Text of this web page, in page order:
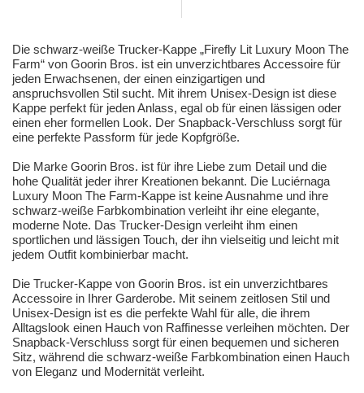
Die schwarz-weiße Trucker-Kappe „Firefly Lit Luxury Moon The
Farm“ von Goorin Bros. ist ein unverzichtbares Accessoire für
jeden Erwachsenen, der einen einzigartigen und
anspruchsvollen Stil sucht. Mit ihrem Unisex-Design ist diese
Kappe perfekt für jeden Anlass, egal ob für einen lässigen oder
einen eher formellen Look. Der Snapback-Verschluss sorgt für
eine perfekte Passform für jede Kopfgröße.
Die Marke Goorin Bros. ist für ihre Liebe zum Detail und die
hohe Qualität jeder ihrer Kreationen bekannt. Die Luciérnaga
Luxury Moon The Farm-Kappe ist keine Ausnahme und ihre
schwarz-weiße Farbkombination verleiht ihr eine elegante,
moderne Note. Das Trucker-Design verleiht ihm einen
sportlichen und lässigen Touch, der ihn vielseitig und leicht mit
jedem Outfit kombinierbar macht.
Die Trucker-Kappe von Goorin Bros. ist ein unverzichtbares
Accessoire in Ihrer Garderobe. Mit seinem zeitlosen Stil und
Unisex-Design ist es die perfekte Wahl für alle, die ihrem
Alltagslook einen Hauch von Raffinesse verleihen möchten. Der
Snapback-Verschluss sorgt für einen bequemen und sicheren
Sitz, während die schwarz-weiße Farbkombination einen Hauch
von Eleganz und Modernität verleiht.